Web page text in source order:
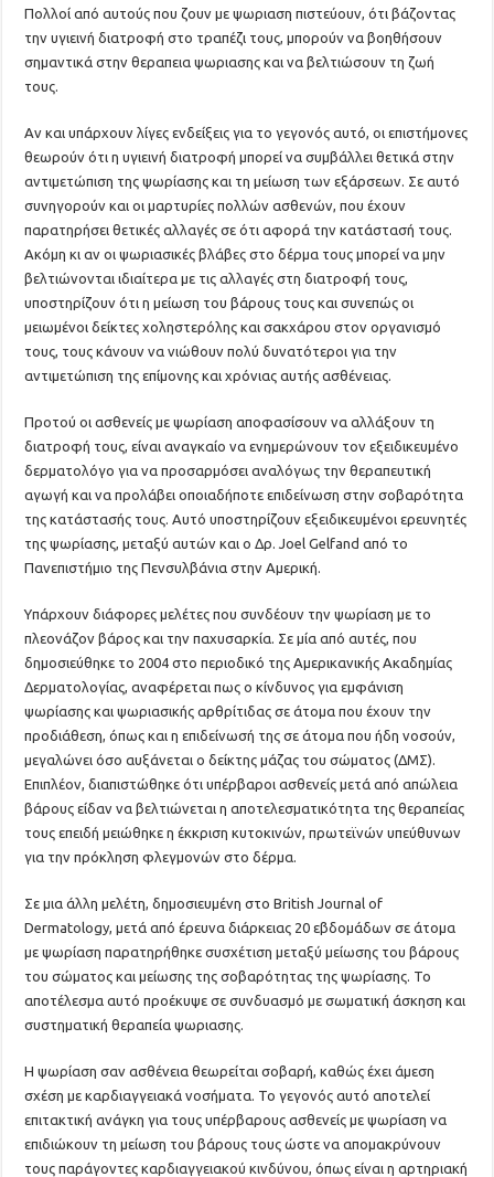
Πολλοί από αυτούς που ζουν με ψωριαση πιστεύουν, ότι βάζοντας
την υγιεινή διατροφή στο τραπέζι τους, μπορούν να βοηθήσουν
σημαντικά στην θεραπεια ψωριασης και να βελτιώσουν τη ζωή
τους.
Αν και υπάρχουν λίγες ενδείξεις για το γεγονός αυτό, οι επιστήμονες
θεωρούν ότι η υγιεινή διατροφή μπορεί να συμβάλλει θετικά στην
αντιμετώπιση της ψωρίασης και τη μείωση των εξάρσεων. Σε αυτό
συνηγορούν και οι μαρτυρίες πολλών ασθενών, που έχουν
παρατηρήσει θετικές αλλαγές σε ότι αφορά την κατάστασή τους.
Ακόμη κι αν οι ψωριασικές βλάβες στο δέρμα τους μπορεί να μην
βελτιώνονται ιδιαίτερα με τις αλλαγές στη διατροφή τους,
υποστηρίζουν ότι η μείωση του βάρους τους και συνεπώς οι
μειωμένοι δείκτες χοληστερόλης και σακχάρου στον οργανισμό
τους, τους κάνουν να νιώθουν πολύ δυνατότεροι για την
αντιμετώπιση της επίμονης και χρόνιας αυτής ασθένειας.
Προτού οι ασθενείς με ψωρίαση αποφασίσουν να αλλάξουν τη
διατροφή τους, είναι αναγκαίο να ενημερώνουν τον εξειδικευμένο
δερματολόγο για να προσαρμόσει αναλόγως την θεραπευτική
αγωγή και να προλάβει οποιαδήποτε επιδείνωση στην σοβαρότητα
της κατάστασής τους. Αυτό υποστηρίζουν εξειδικευμένοι ερευνητές
της ψωρίασης, μεταξύ αυτών και ο Δρ. Joel Gelfand από το
Πανεπιστήμιο της Πενσυλβάνια στην Αμερική.
Υπάρχουν διάφορες μελέτες που συνδέουν την ψωρίαση με το
πλεονάζον βάρος και την παχυσαρκία. Σε μία από αυτές, που
δημοσιεύθηκε το 2004 στο περιοδικό της Αμερικανικής Ακαδημίας
Δερματολογίας, αναφέρεται πως ο κίνδυνος για εμφάνιση
ψωρίασης και ψωριασικής αρθρίτιδας σε άτομα που έχουν την
προδιάθεση, όπως και η επιδείνωσή της σε άτομα που ήδη νοσούν,
μεγαλώνει όσο αυξάνεται ο δείκτης μάζας του σώματος (ΔΜΣ).
Επιπλέον, διαπιστώθηκε ότι υπέρβαροι ασθενείς μετά από απώλεια
βάρους είδαν να βελτιώνεται η αποτελεσματικότητα της θεραπείας
τους επειδή μειώθηκε η έκκριση κυτοκινών, πρωτεϊνών υπεύθυνων
για την πρόκληση φλεγμονών στο δέρμα.
Σε μια άλλη μελέτη, δημοσιευμένη στο British Journal of
Dermatology, μετά από έρευνα διάρκειας 20 εβδομάδων σε άτομα
με ψωρίαση παρατηρήθηκε συσχέτιση μεταξύ μείωσης του βάρους
του σώματος και μείωσης της σοβαρότητας της ψωρίασης. Το
αποτέλεσμα αυτό προέκυψε σε συνδυασμό με σωματική άσκηση και
συστηματική θεραπεία ψωριασης.
Η ψωρίαση σαν ασθένεια θεωρείται σοβαρή, καθώς έχει άμεση
σχέση με καρδιαγγειακά νοσήματα. Το γεγονός αυτό αποτελεί
επιτακτική ανάγκη για τους υπέρβαρους ασθενείς με ψωρίαση να
επιδιώκουν τη μείωση του βάρους τους ώστε να απομακρύνουν
τους παράγοντες καρδιαγγειακού κινδύνου, όπως είναι η αρτηριακή